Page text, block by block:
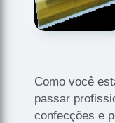
Como você
passar
confecções e